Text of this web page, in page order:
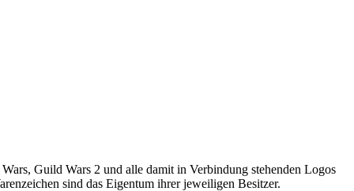
Guild Wars 2 und alle damit in Verbindung stehenden Logos
sind das Eigentum ihrer jeweiligen Besitzer.